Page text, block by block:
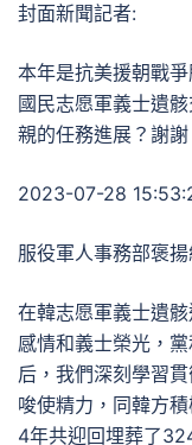
封面新聞記者:
本年是抗美援朝戰
國民志愿軍義士遺
親的任務進展？謝謝
2023-07-28
服役軍人事務部褒
在韓志愿軍義士遺
感情和義士榮光，
后，我們深刻學習
唆使精力，同韓方
4年共迎回埋葬了